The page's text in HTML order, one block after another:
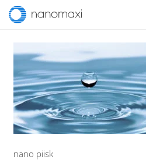
nano piisk